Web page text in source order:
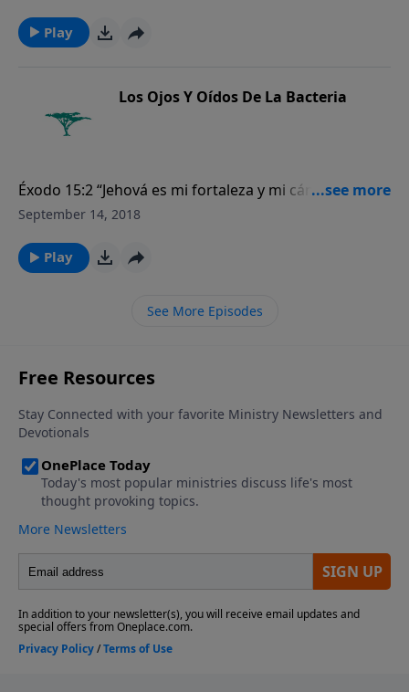
Play
Los Ojos Y Oídos De La Bacteria
Éxodo 15:2 “Jehová es mi fortaleza y mi cántico. Ha
sido mi salvación. Este es mi Dios, a quien yo alabaré;
September 14, 2018
Play
See More Episodes